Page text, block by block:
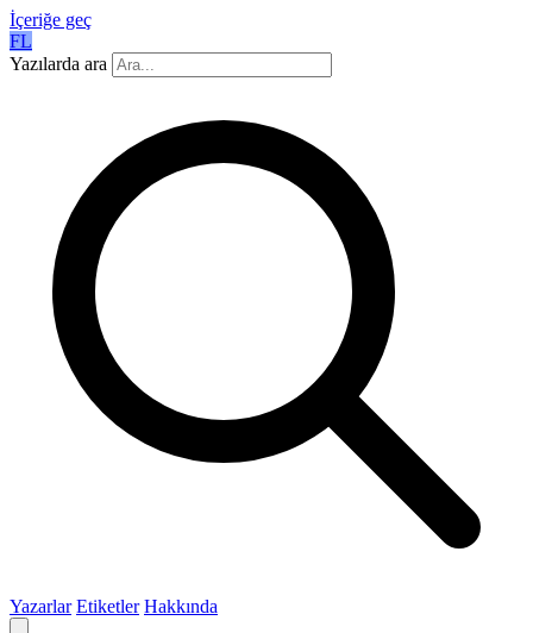
İçeriğe geç
FL
Yazılarda ara
Yazarlar Etiketler Hakkında